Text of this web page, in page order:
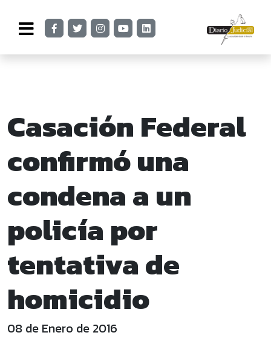
Casación Federal
confirmó una
condena a un
policía por
tentativa de
homicidio
08 de Enero de 2016